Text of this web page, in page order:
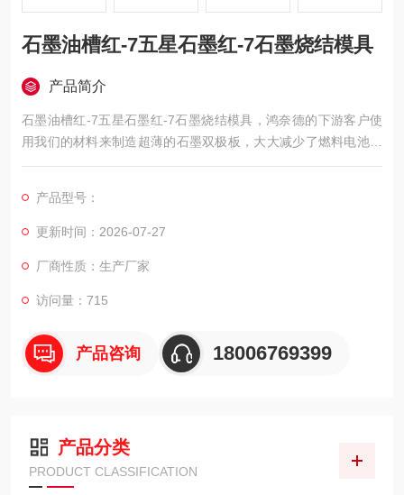
石墨油槽红-7五星石墨红-7石墨烧结模具
产品简介
石墨油槽红-7五星石墨红-7石墨烧结模具，鸿奈德的下游客户使
用我们的材料来制造超薄的石墨双极板，大大减少了燃料电池堆
的体积和重量，产品远销美国、加拿大、意大利、韩国等国家，
产品型号：
更新时间：2026-07-27
厂商性质：生产厂家
访问量：715
产品咨询 18006769399
产品分类
PRODUCT CLASSIFICATION